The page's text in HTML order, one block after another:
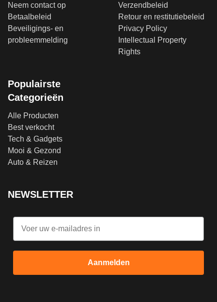
Neem contact op
Betaalbeleid
Beveiligings- en
probleemmelding
Verzendbeleid
Retour en restitutiebeleid
Privacy Policy
Intellectual Property
Rights
Populairste
Categorieën
Alle Producten
Best verkocht
Tech & Gadgets
Mooi & Gezond
Auto & Reizen
NEWSLETTER
Email
Aanmelden